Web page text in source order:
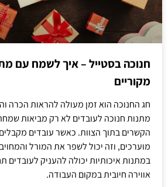
חנוכה בסטייל – איך לשמח עם
מקוריים
חג החנוכה הוא זמן מעולה להראות הכרה
מתנות חנוכה לעובדים לא רק מביאות
הקשרים בתוך הצוות. כאשר עובדים
מוערכים, וזה יכול לשפר את המורל
במתנות איכותיות יכולה להעניק לעובדים
אווירה חיובית במקום העבודה.